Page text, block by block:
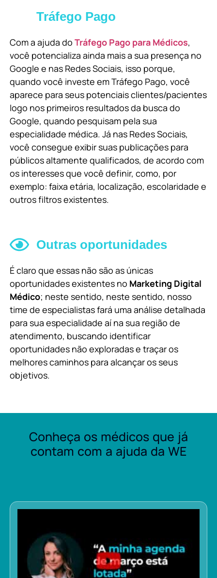
Tráfego Pago
Com a ajuda do Tráfego Pago para Médicos,
você potencializa ainda mais a sua presença no
Google e nas Redes Sociais, isso porque,
quando você investe em Tráfego Pago, você
aparece para seus potenciais clientes/pacientes
logo nos primeiros resultados da busca do
Google, quando pesquisam pela sua
especialidade médica. Já nas Redes Sociais,
você consegue exibir suas publicações para
públicos altamente qualificados, de acordo com
os interesses que você definir, como, por
exemplo: faixa etária, localização, escolaridade e
outros filtros existentes.
Outras oportunidades
É claro que essas não são as únicas
oportunidades existentes no Marketing Digital
Médico; neste sentido, neste sentido, nosso
time de especialistas fará uma análise detalhada
para sua especialidade aí na sua região de
atendimento, buscando identificar
oportunidades não exploradas e traçar os
melhores caminhos para alcançar os seus
objetivos.
Conheça os médicos que já
contam com a ajuda da WE